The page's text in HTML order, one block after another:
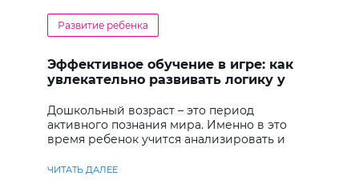
Развитие ребенка
Эффективное обучение в игре: как
увлекательно развивать логику у
Дошкольный возраст – это период
активного познания мира. Именно в это
время ребенок учится анализировать и
ЧИТАТЬ ДАЛЕЕ